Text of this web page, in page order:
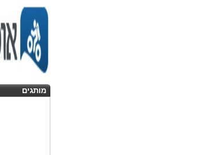
מותגים